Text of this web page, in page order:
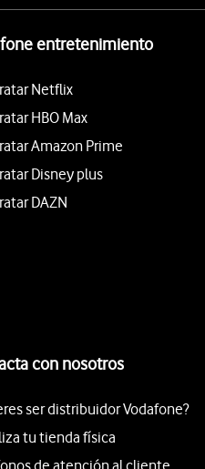
entretenimiento
Netflix
HBO Max
Amazon Prime
Disney plus
DAZN
con nosotros
ser distribuidor Vodafone?
tu tienda física
de atención al cliente